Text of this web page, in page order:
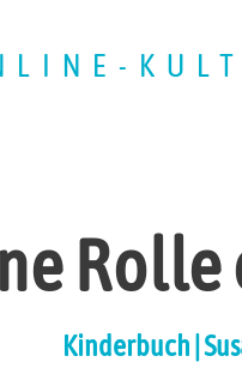
Kinderbuch |